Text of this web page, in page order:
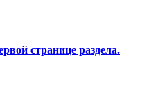
странице раздела.